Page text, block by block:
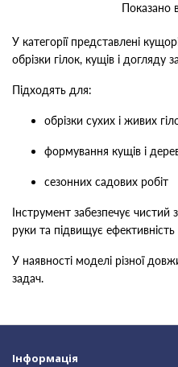
Показано
У категорії представлені
обрізки гілок, кущів і догляду
Підходять для:
обрізки сухих і живих
формування кущів і
сезонних садових робіт
Інструмент забезпечує чистий
руки та підвищує
У наявності моделі різної
задач.
Інформація